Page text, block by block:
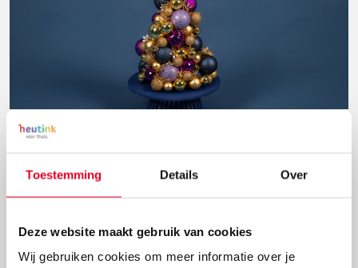
Toestemming Details Over
Deze website maakt gebruik van cookies
Wij gebruiken cookies om meer informatie over je
Knutselidee: kerstballenboom maken
verschillende groottes van kerstballen en
versieringen aan elkaar tot deze mooie
kerstballenboom ontstaat!